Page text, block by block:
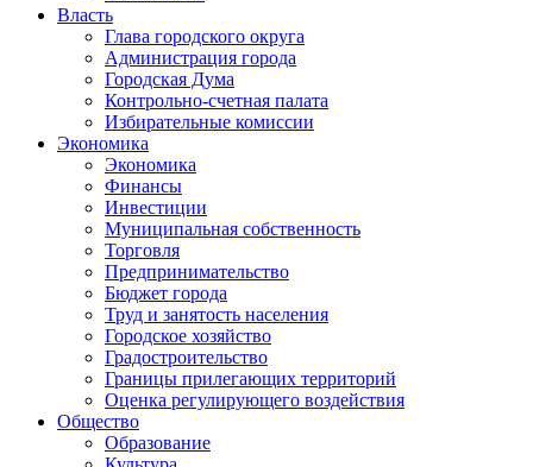
Власть
Глава городского округа
Администрация города
Городская Дума
Контрольно-счетная палата
Избирательные комиссии
Экономика
Экономика
Финансы
Инвестиции
Муниципальная собственность
Торговля
Предпринимательство
Бюджет города
Труд и занятость населения
Городское хозяйство
Градостроительство
Границы прилегающих территорий
Оценка регулирующего воздействия
Общество
Образование